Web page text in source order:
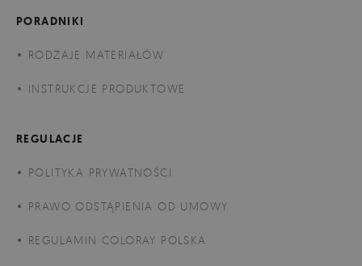
PORADNIKI
RODZAJE MATERIAŁÓW
INSTRUKCJE PRODUKTOWE
REGULACJE
POLITYKA PRYWATNOŚCI
PRAWO ODSTĄPIENIA OD UMOWY
REGULAMIN COLORAY POLSKA